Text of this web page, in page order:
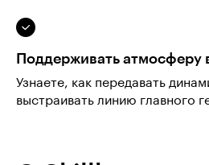
Поддерживать атмосферу
Узнаете, как передавать
выстраивать линию главного